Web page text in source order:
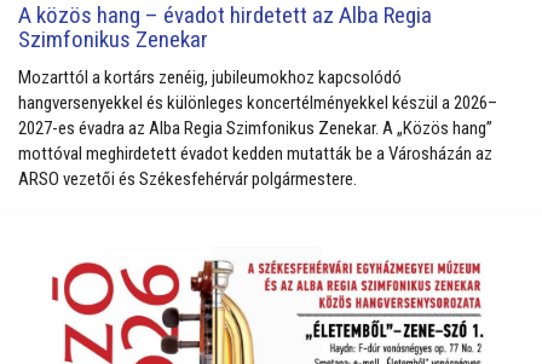
A közös hang – évadot hirdetett az Alba Regia
Szimfonikus Zenekar
Mozarttól a kortárs zenéig, jubileumokhoz kapcsolódó
hangversenyekkel és különleges koncertélményekkel készül a 2026–
2027-es évadra az Alba Regia Szimfonikus Zenekar. A „Közös hang”
mottóval meghirdetett évadot kedden mutatták be a Városházán az
ARSO vezetői és Székesfehérvár polgármestere.